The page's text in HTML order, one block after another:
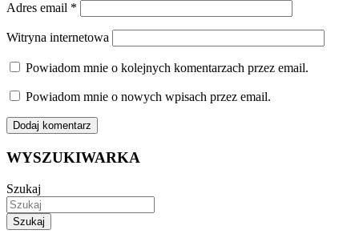
Adres email *
Witryna internetowa
Powiadom mnie o kolejnych komentarzach przez email.
Powiadom mnie o nowych wpisach przez email.
WYSZUKIWARKA
Szukaj
Szukaj